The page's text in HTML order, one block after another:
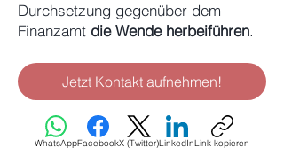
Durchsetzung gegenüber dem
Finanzamt die Wende herbeiführen.
Jetzt Kontakt aufnehmen!
WhatsAppFacebookX (Twitter)LinkedInLink kopieren